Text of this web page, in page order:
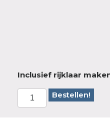
Inclusief rijklaar
Bestellen!